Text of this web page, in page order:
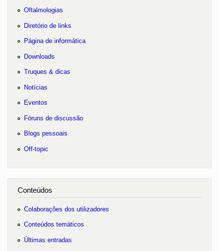
Oftalmologias
Diretório de links
Página de informática
Downloads
Truques & dicas
Notícias
Eventos
Fóruns de discussão
Blogs pessoais
Off-topic
Conteúdos
Colaborações dos utilizadores
Conteúdos temáticos
Últimas entradas